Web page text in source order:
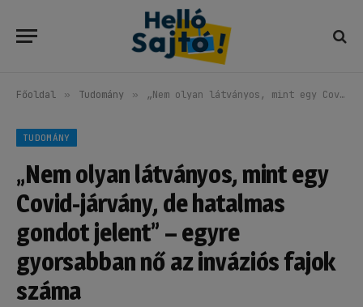
Főoldal » Tudomány » „Nem olyan látványos, mint egy Covid-járvány, de hatalmas gondot jelent” – egyre gyorsabban nő az inváziós fajok száma
TUDOMÁNY
„Nem olyan látványos, mint egy
Covid-járvány, de hatalmas
gondot jelent” – egyre
gyorsabban nő az inváziós fajok
száma